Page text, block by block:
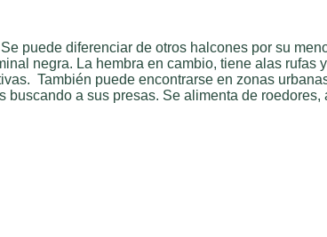
puede diferenciar de otros halcones por su
negra. La hembra en cambio, tiene alas rufas
También puede encontrarse en zonas
buscando a sus presas. Se alimenta de